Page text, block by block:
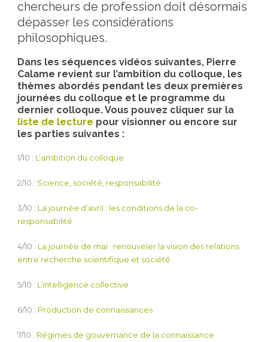
chercheurs de profession doit désormais
dépasser les considérations
philosophiques.
Dans les séquences vidéos suivantes, Pierre
Calame revient sur l’ambition du colloque, les
thèmes abordés pendant les deux premières
journées du colloque et le programme du
dernier colloque. Vous pouvez cliquer sur la
liste de lecture pour visionner ou encore sur
les parties suivantes :
1/10 : L’ambition du colloque
2/10 : Science, société, responsabilité
3/10 : La journée d’avril : les conditions de la co-
responsabilité
4/10 : La journée de mai : renouveler la vision des relations
entre recherche scientifique et société
5/10 : L’intelligence collective
6/10 : Production de connaissances
7/10 : Régimes de gouvernance de la connaissance